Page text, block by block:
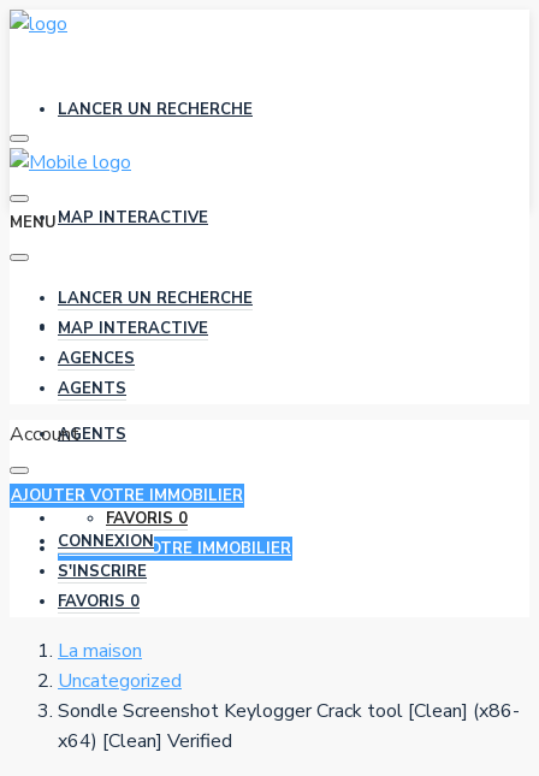
LANCER UN RECHERCHE
MAP INTERACTIVE
AGENCES
AGENTS
FAVORIS 0
AJOUTER VOTRE IMMOBILIER
MENU
LANCER UN RECHERCHE
MAP INTERACTIVE
AGENCES
AGENTS
Account
AJOUTER VOTRE IMMOBILIER
CONNEXION
S'INSCRIRE
FAVORIS 0
La maison
Uncategorized
Sondle Screenshot Keylogger Crack tool [Clean] (x86-
x64) [Clean] Verified